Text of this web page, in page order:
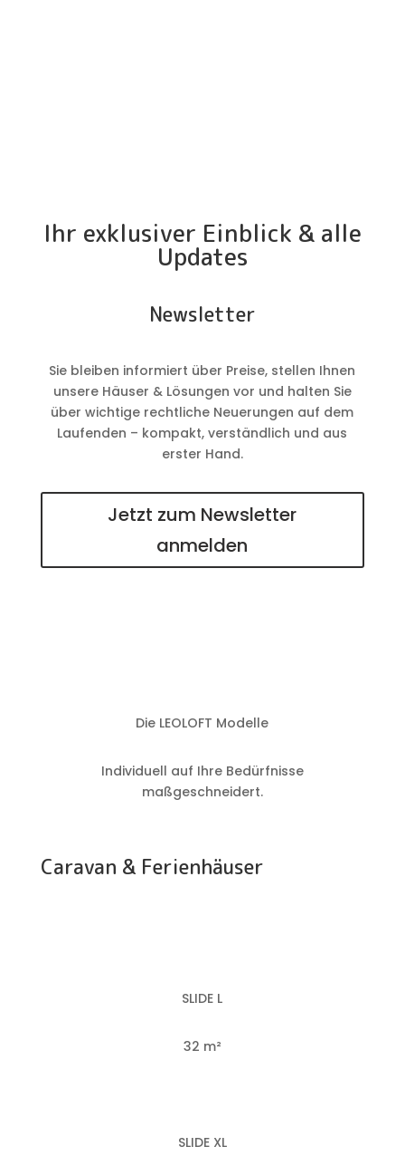
Ihr exklusiver Einblick & alle
Updates
Newsletter
Sie bleiben informiert über Preise, stellen Ihnen
unsere Häuser & Lösungen vor und halten Sie
über wichtige rechtliche Neuerungen auf dem
Laufenden – kompakt, verständlich und aus
erster Hand.
Jetzt zum Newsletter
anmelden
Die LEOLOFT Modelle
Individuell auf Ihre Bedürfnisse
maßgeschneidert.
Caravan & Ferienhäuser
SLIDE L
32 m²
SLIDE XL